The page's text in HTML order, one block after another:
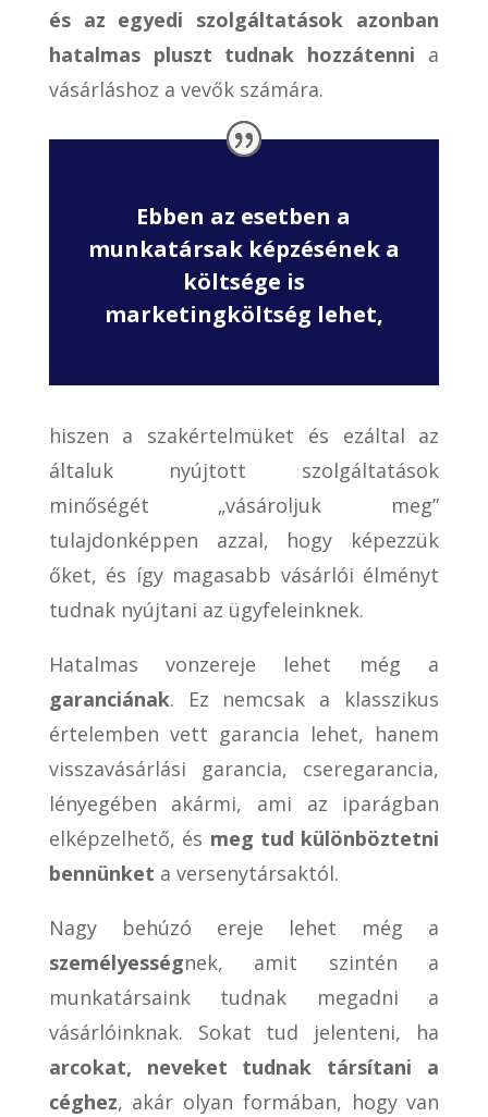
és az egyedi szolgáltatások azonban
hatalmas pluszt tudnak hozzátenni a
vásárláshoz a vevők számára.
Ebben az esetben a
munkatársak képzésének a
költsége is
marketingköltség lehet,
hiszen a szakértelmüket és ezáltal az
általuk nyújtott szolgáltatások
minőségét „vásároljuk meg”
tulajdonképpen azzal, hogy képezzük
őket, és így magasabb vásárlói élményt
tudnak nyújtani az ügyfeleinknek.
Hatalmas vonzereje lehet még a
garanciának. Ez nemcsak a klasszikus
értelemben vett garancia lehet, hanem
visszavásárlási garancia, cseregarancia,
lényegében akármi, ami az iparágban
elképzelhető, és meg tud különböztetni
bennünket a versenytársaktól.
Nagy behúzó ereje lehet még a
személyességnek, amit szintén a
munkatársaink tudnak megadni a
vásárlóinknak. Sokat tud jelenteni, ha
arcokat, neveket tudnak társítani a
céghez, akár olyan formában, hogy van